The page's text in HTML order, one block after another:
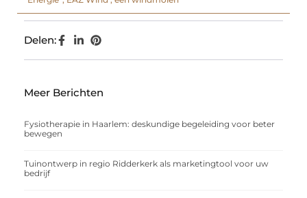
Delen:
Meer Berichten
Fysiotherapie in Haarlem: deskundige begeleiding voor beter
bewegen
Tuinontwerp in regio Ridderkerk als marketingtool voor uw
bedrijf